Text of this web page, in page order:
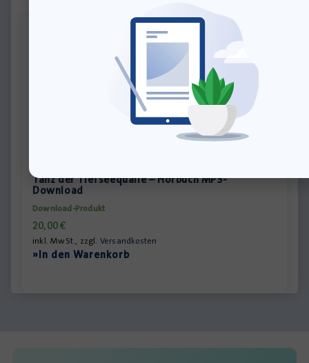
Tanz der Tiefseequalle – Hörbuch MP3-
Download
Download-Produkt
20,00€
inkl. MwSt., zzgl. Versandkosten
»In den Warenkorb